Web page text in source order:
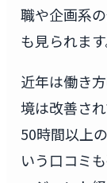
職や企画系
も見られます
近年は働き
境は改善さ
50時間以上
いう口コミ